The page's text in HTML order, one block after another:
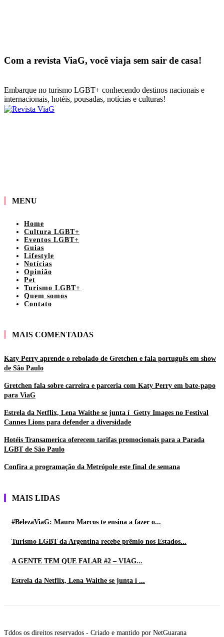
Com a revista ViaG, você viaja sem sair de casa!
Embarque no turismo LGBT+ conhecendo destinos nacionais e
internacionais, hotéis, pousadas, notícias e culturas!
MENU
Home
Cultura LGBT+
Eventos LGBT+
Guias
Lifestyle
Notícias
Opinião
Pet
Turismo LGBT+
Quem somos
Contato
MAIS COMENTADAS
Katy Perry aprende o rebolado de Gretchen e fala português em show
de São Paulo
Gretchen fala sobre carreira e parceria com Katy Perry em bate-papo
para ViaG
Estrela da Netflix, Lena Waithe se junta í Getty Images no Festival
Cannes Lions para defender a diversidade
Hotéis Transamerica oferecem tarifas promocionais para a Parada
LGBT de São Paulo
Confira a programação da Metrópole este final de semana
MAIS LIDAS
#BelezaViaG: Mauro Marcos te ensina a fazer o...
Turismo LGBT da Argentina recebe prêmio nos Estados...
A GENTE TEM QUE FALAR #2 – VIAG...
Estrela da Netflix, Lena Waithe se junta í ...
Tddos os direitos reservados - Criado e mantido por NetGuarana